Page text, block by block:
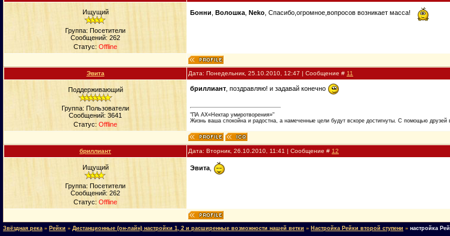
Ищущий
Группа: Посетители
Сообщений: 262
Статус: Offline
Бонни Вoлошка Neko , Спасибо,огромное,вопросов возникает масса!
Эвита Дата: Понедельник, 25.10.2010, 12:47 | Сообщение # 11
Поддерживающий
Группа: Пользователи
Сообщений: 3641
Статус: Offline
бриллиант , поздравляю! и задавай конечно
"ПА АХ«Нектар умиротворения»"
Жизнь ваша спокойна и радостна, а намеченные цели будут вскоре достигнуты. С помощью
бриллиант Дата: Вторник, 26.10.2010, 11:41 | Сообщение # 12
Ищущий
Группа: Посетители
Сообщений: 262
Статус: Offline
Эвита
Звёздная река » Рейки » Дистанционные (он-лайн) настройки 1, 2 и расширенные возможности нашей ветки » Настройка Рейки второй ступени » настройка